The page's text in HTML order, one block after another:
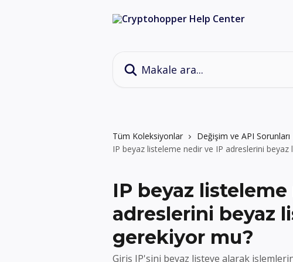
Tüm Koleksiyonlar
Değişim ve API Sorunları
IP beyaz listeleme nedir ve IP adreslerini
IP beyaz
adreslerini beyaz
gerekiyor mu?
Giriş IP'sini beyaz listeye alarak